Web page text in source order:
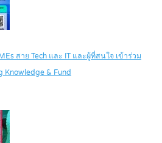
สาย Tech และ IT และผู้ที่สนใจ เข้าร่วม
Knowledge & Fund